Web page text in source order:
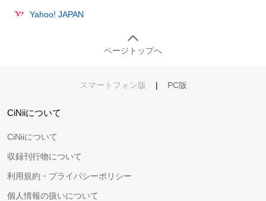
Yahoo! JAPAN
ページトップへ
スマートフォン版 | PC版
CiNiiについて
CiNiiについて
収録刊行物について
利用規約・プライバシーポリシー
個人情報の扱いについて